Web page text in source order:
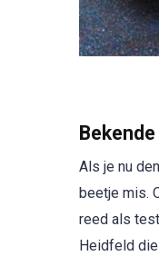
Als je nu
beetje mis.
reed als
Heidfeld